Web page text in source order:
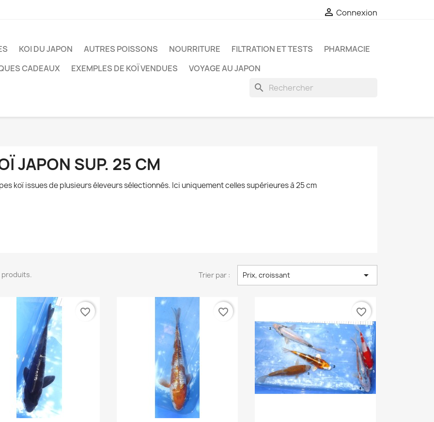
 Connexion
KOI DU JAPON AUTRES POISSONS NOURRITURE FILTRATION ET TESTS
PHARMACIE
CADEAUX
EXEMPLES DE KOÏ VENDUES VOYAGE AU JAPON
search
JAPON SUP. 25 CM
koï issues de plusieurs éleveurs sélectionnés. Ici uniquement celles supérieures à 25 cm
produits. Trier par : Prix, croissant 
favorite_border favorite_border favorite_border